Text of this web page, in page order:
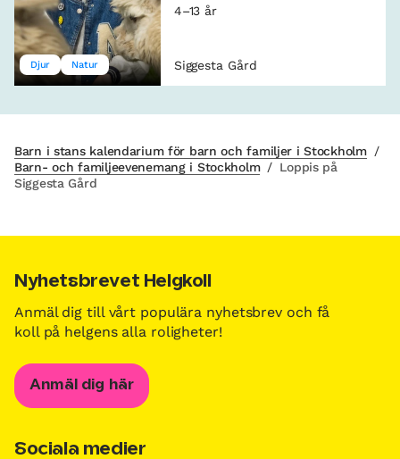
Djur Natur
4–13 år
Siggesta Gård
Barn i stans kalendarium för barn och familjer i Stockholm /
Barn- och familjeevenemang i Stockholm / Loppis på
Siggesta Gård
Nyhetsbrevet Helgkoll
Anmäl dig till vårt populära nyhetsbrev och få
koll på helgens alla roligheter!
Anmäl dig här
Sociala medier